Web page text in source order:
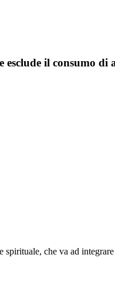
esclude il consumo
spirituale, che va ad